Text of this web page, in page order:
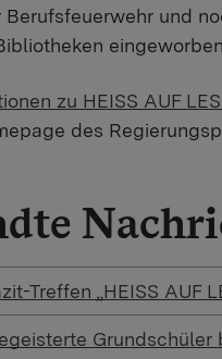
und
zu HEISS AUF
des
Treffen „HEISS AUF
Grundschüler